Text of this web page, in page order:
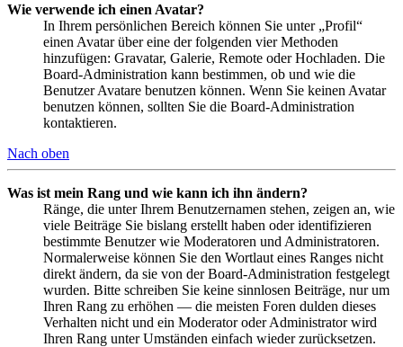
Wie verwende ich einen Avatar?
In Ihrem persönlichen Bereich können Sie unter „Profil“
einen Avatar über eine der folgenden vier Methoden
hinzufügen: Gravatar, Galerie, Remote oder Hochladen. Die
Board-Administration kann bestimmen, ob und wie die
Benutzer Avatare benutzen können. Wenn Sie keinen Avatar
benutzen können, sollten Sie die Board-Administration
kontaktieren.
Nach oben
Was ist mein Rang und wie kann ich ihn ändern?
Ränge, die unter Ihrem Benutzernamen stehen, zeigen an, wie
viele Beiträge Sie bislang erstellt haben oder identifizieren
bestimmte Benutzer wie Moderatoren und Administratoren.
Normalerweise können Sie den Wortlaut eines Ranges nicht
direkt ändern, da sie von der Board-Administration festgelegt
wurden. Bitte schreiben Sie keine sinnlosen Beiträge, nur um
Ihren Rang zu erhöhen — die meisten Foren dulden dieses
Verhalten nicht und ein Moderator oder Administrator wird
Ihren Rang unter Umständen einfach wieder zurücksetzen.